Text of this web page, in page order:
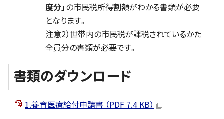
度分」の市民税所得割額がわかる書類が必要
となります。
注意2）世帯内の市民税が課税されているかた
全員分の書類が必要です。
書類のダウンロード
1.養育医療給付申請書 （PDF 7.4 KB）